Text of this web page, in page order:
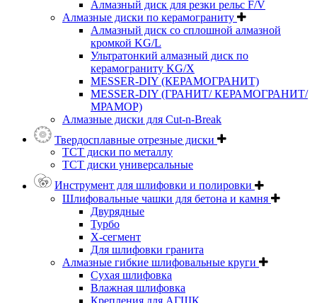
Алмазный диск для резки рельс F/V
Алмазные диски по керамограниту
Алмазный диск со сплошной алмазной
кромкой KG/L
Ультратонкий алмазный диск по
керамограниту KG/X
MESSER-DIY (КЕРАМОГРАНИТ)
MESSER-DIY (ГРАНИТ/ КЕРАМОГРАНИТ/
МРАМОР)
Алмазные диски для Cut-n-Break
Твердосплавные отрезные диски
ТСТ диски по металлу
ТСТ диски универсальные
Инструмент для шлифовки и полировки
Шлифовальные чашки для бетона и камня
Двурядные
Турбо
Х-сегмент
Для шлифовки гранита
Алмазные гибкие шлифовальные круги
Cухая шлифовка
Влажная шлифовка
Крепления для АГШК